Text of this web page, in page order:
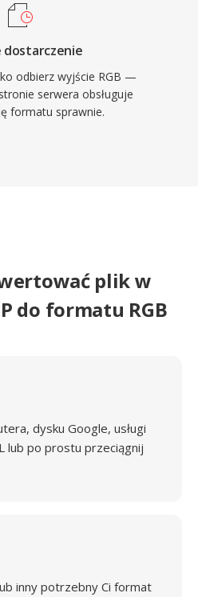
dostarczenie
odbierz wyjście RGB —
serwera obsługuje
formatu sprawnie.
plik w
do formatu RGB
dysku Google, usługi
lub po prostu przeciągnij
inny potrzebny Ci format